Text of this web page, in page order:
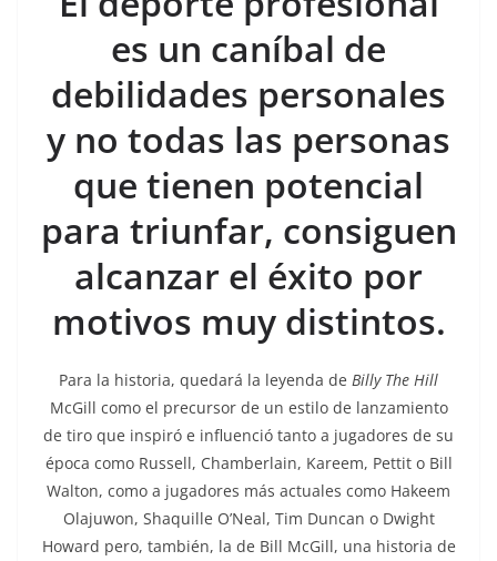
es un caníbal de
debilidades personales
y no todas las personas
que tienen potencial
para triunfar, consiguen
alcanzar el éxito por
motivos muy distintos.
Para la historia, quedará la leyenda de Billy The Hill
McGill como el precursor de un estilo de lanzamiento
de tiro que inspiró e influenció tanto a jugadores de su
época como Russell, Chamberlain, Kareem, Pettit o Bill
Walton, como a jugadores más actuales como Hakeem
Olajuwon, Shaquille O’Neal, Tim Duncan o Dwight
Howard pero, también, la de Bill McGill, una historia de